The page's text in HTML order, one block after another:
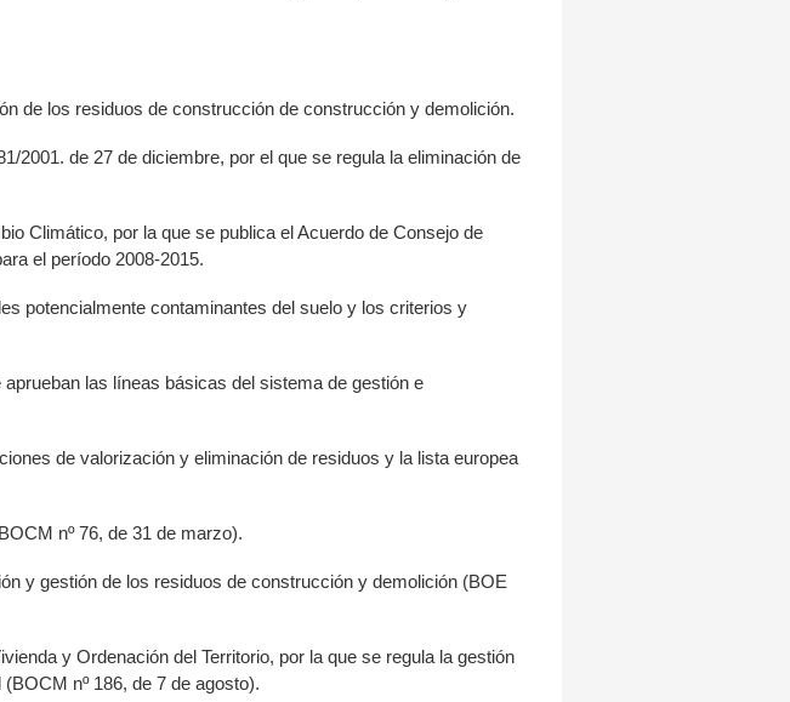
de los residuos de construcción de construcción y demolición.
2001. de 27 de diciembre, por el que se regula la eliminación de
Climático, por la que se publica el Acuerdo de Consejo de
el período 2008-2015.
potencialmente contaminantes del suelo y los criterios y
las líneas básicas del sistema de gestión e
de valorización y eliminación de residuos y la lista europea
nº 76, de 31 de marzo).
y gestión de los residuos de construcción y demolición (BOE
y Ordenación del Territorio, por la que se regula la gestión
nº 186, de 7 de agosto).